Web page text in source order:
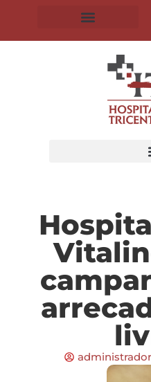
administrador